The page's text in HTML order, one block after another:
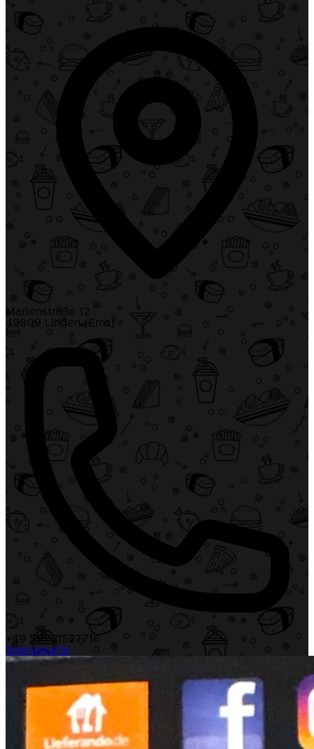
Marienstraße 12
49809 Lingen (Ems)
+49 591 31527716
Speisekarte